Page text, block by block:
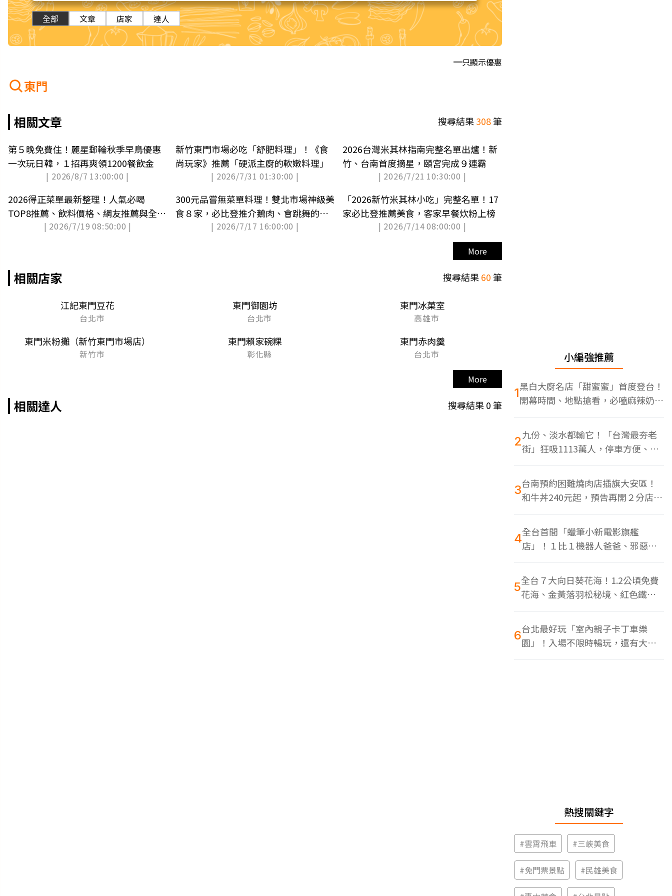
全部 文章 店家 達人
只顯示優惠
東門
相關文章 搜尋結果308筆
第５晚免費住！麗星郵輪秋季早鳥優惠
一次玩日韓，１招再爽領1200餐飲金
| 2026/8/7 13:00:00 |
新竹東門市場必吃「舒肥料理」！《食
尚玩家》推薦「硬派主廚的軟嫩料理」
| 2026/7/31 01:30:00 |
2026台灣米其林指南完整名單出爐！新
竹、台南首度摘星，頤宮完成９連霸
| 2026/7/21 10:30:00 |
2026得正菜單最新整理！人氣必喝
TOP8推薦、飲料價格、網友推薦與全台
| 2026/7/19 08:50:00 |
300元品嘗無菜單料理！雙北市場神級美
食８家，必比登推介鵝肉、會跳舞的創
| 2026/7/17 16:00:00 |
「2026新竹米其林小吃」完整名單！17
家必比登推薦美食，客家早餐炊粉上榜
| 2026/7/14 08:00:00 |
More
相關店家 搜尋結果60筆
江記東門豆花
台北市
東門御園坊
台北市
東門冰菓室
高雄市
東門米粉攤（新竹東門市場店）
新竹市
東門賴家碗粿
彰化縣
東門赤肉羹
台北市
More
相關達人 搜尋結果0筆
小編強推薦
1黑白大廚名店「甜蜜蜜」首度登台！
開幕時間、地點搶看，必嗑麻辣奶油
蝦
2九份、淡水都輸它！「台灣最夯老
街」狂吸1113萬人，停車方便、特
色美食多
3台南預約困難燒肉店插旗大安區！
和牛丼240元起，預告再開２分店、
地點曝光
4全台首間「蠟筆小新電影旗艦
店」！１比１機器人爸爸、邪惡正
男，百款周邊買翻
5全台７大向日葵花海！1.2公頃免費
花海、金黃落羽松秘境、紅色鐵橋
同框
6台北最好玩「室內親子卡丁車樂
園」！入場不限時暢玩，還有大螢
幕Switch遊戲區
熱搜關鍵字
#雲霄飛車 #三峽美食
#免門票景點 #民雄美食